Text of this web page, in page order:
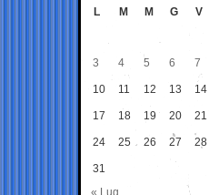
L M M G V
3 4 5 6 7
10 11 12 13 14
17 18 19 20 21
24 25 26 27 28
31
« Lug